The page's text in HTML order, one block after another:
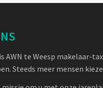
AWN te Weesp makelaar-
Steeds meer mensen